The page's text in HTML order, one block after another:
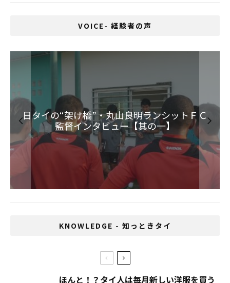
VOICE- 経験者の声
「出会い」タイで見つけた相棒トンロー横丁
佐藤貴哉
タイ進出を目指す中小企業支援コーディネー
ター、千田多美重さん
日タイの“架け橋”・丸山良明ランシットＦＣ
監督インタビュー【其の一】
タイでネットを活用した日系スタートアップ
木村 好志
「アナタもヨガで自分を見つけて！」と話す
ヨガスタジオ経営、鈴木朋子さん
KNOWLEDGE - 知っときタイ
ほんと！？タイ人は毎月新しい洋服を買う